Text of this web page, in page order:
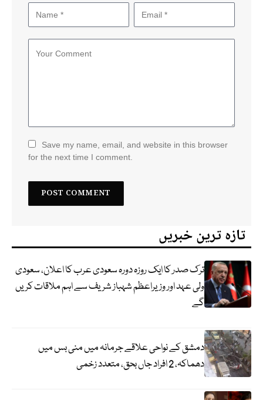
Save my name, email, and website in this browser
for the next time I comment.
تازہ ترین خبریں
ترک صدر کا ایک روزہ دورہ سعودی عرب کا اعلان، سعودی
ولی عہد اور وزیراعظم شہباز شریف سے اہم ملاقات کریں
گے
دمشق کے نواحی علاقے جرمانہ میں منی بس میں
دھماکہ، 2 افراد جاں بحق، متعدد زخمی